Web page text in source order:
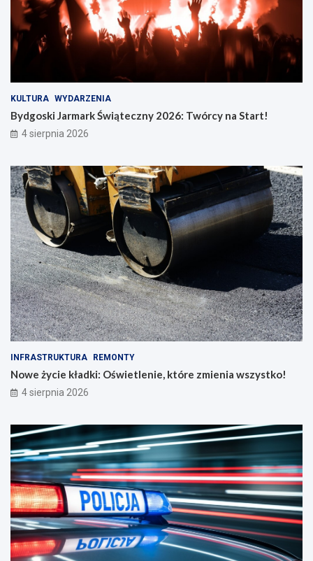
KULTURA WYDARZENIA
Bydgoski Jarmark Świąteczny 2026: Twórcy na Start!
4 sierpnia 2026
INFRASTRUKTURA REMONTY
Nowe życie kładki: Oświetlenie, które zmienia wszystko!
4 sierpnia 2026